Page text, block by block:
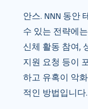
안스. NNN 동안
수 있는 전략에
신체 활동 참여,
지원 요청 등이
하고 유혹이 악
적인 방법입니다.